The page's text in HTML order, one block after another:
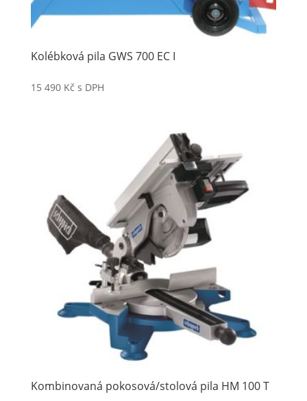
Kolébková pila GWS 700 EC I
15 490 Kč s DPH
Kombinovaná pokosová/stolová pila HM 100 T